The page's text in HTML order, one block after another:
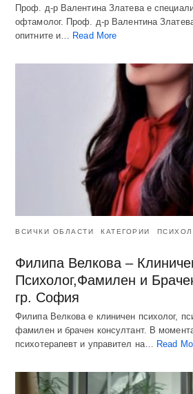
Проф. д-р Валентина Златева е
офтамолог. Проф. д-р Валентина
опитните и… Read More
ВСИЧКИ ОБЛАСТИ КАТЕГОРИИ
Филипа Велкова –
Психолог,Фамилен и
гр. София
Филипа Велкова е клиничен психолог,
фамилен и брачен консултант. В
психотерапевт и управител на…
Read